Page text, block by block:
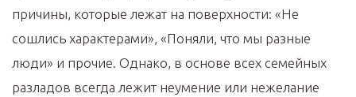
причины, которые лежат на поверхности: «Не
сошлись характерами», «Поняли, что мы разные
люди» и прочие. Однако, в основе всех семейных
разладов всегда лежит неумение или нежелание